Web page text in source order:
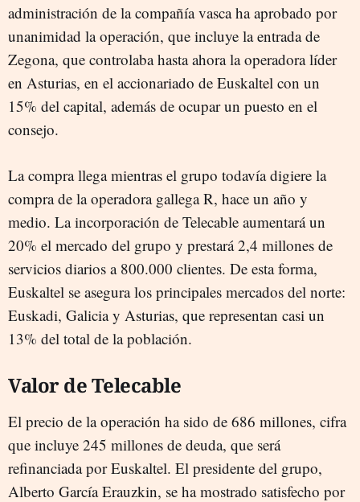
administración de la compañía vasca ha aprobado por
unanimidad la operación, que incluye la entrada de
Zegona, que controlaba hasta ahora la operadora líder
en Asturias, en el accionariado de Euskaltel con un
15% del capital, además de ocupar un puesto en el
consejo.
La compra llega mientras el grupo todavía digiere la
compra de la operadora gallega R, hace un año y
medio. La incorporación de Telecable aumentará un
20% el mercado del grupo y prestará 2,4 millones de
servicios diarios a 800.000 clientes. De esta forma,
Euskaltel se asegura los principales mercados del norte:
Euskadi, Galicia y Asturias, que representan casi un
13% del total de la población.
Valor de Telecable
El precio de la operación ha sido de 686 millones, cifra
que incluye 245 millones de deuda, que será
refinanciada por Euskaltel. El presidente del grupo,
Alberto García Erauzkin, se ha mostrado satisfecho por